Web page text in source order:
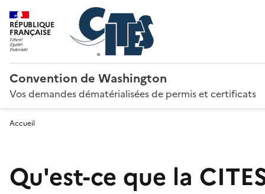
RÉPUBLIQUE
FRANÇAISE
Convention de Washington
Vos demandes dématérialisées de permis et certificats
Accueil
Qu'est-ce que la